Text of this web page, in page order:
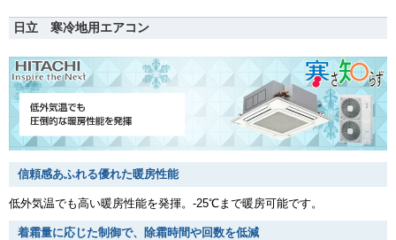
日立 寒冷地用エアコン
信頼感あふれる優れた暖房性能
低外気温でも高い暖房性能を発揮。-25℃まで暖房可能です。
着霜量に応じた制御で、除霜時間や回数を低減